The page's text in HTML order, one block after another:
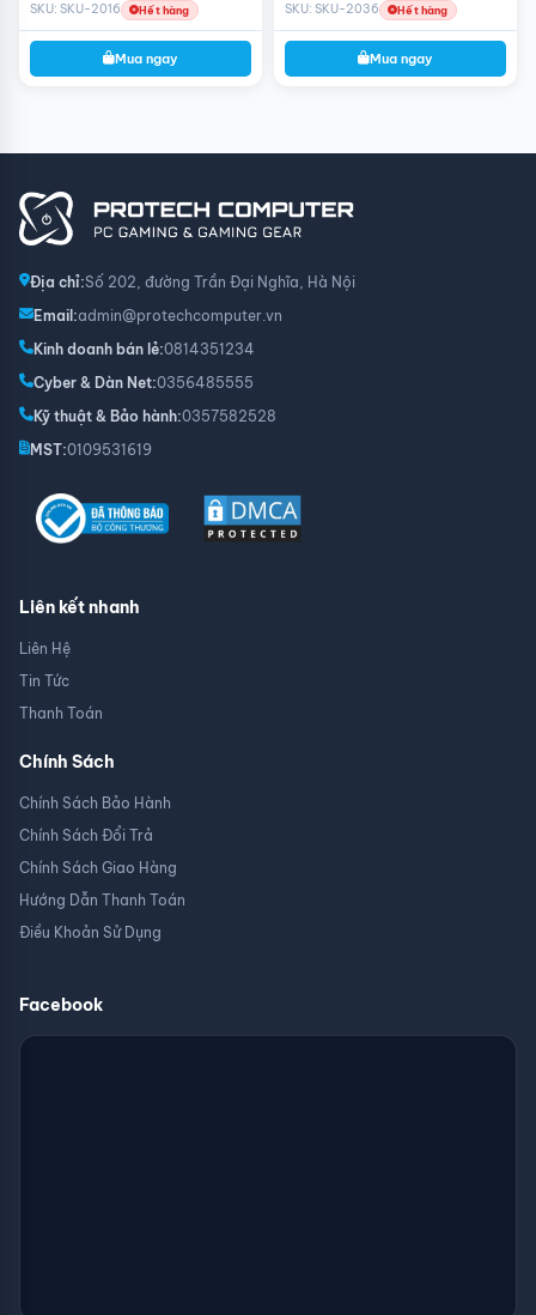
SKU: SKU-2016 Hết hàng
Mua ngay
SKU: SKU-2036 Hết hàng
Mua ngay
Địa chỉ:Số 202, đường Trần Đại Nghĩa, Hà Nội
Email:admin@protechcomputer.vn
Kinh doanh bán lẻ:0814351234
Cyber & Dàn Net:0356485555
Kỹ thuật & Bảo hành:0357582528
MST:0109531619
Liên kết nhanh
Liên Hệ
Tin Tức
Thanh Toán
Chính Sách
Chính Sách Bảo Hành
Chính Sách Đổi Trả
Chính Sách Giao Hàng
Hướng Dẫn Thanh Toán
Điều Khoản Sử Dụng
Facebook